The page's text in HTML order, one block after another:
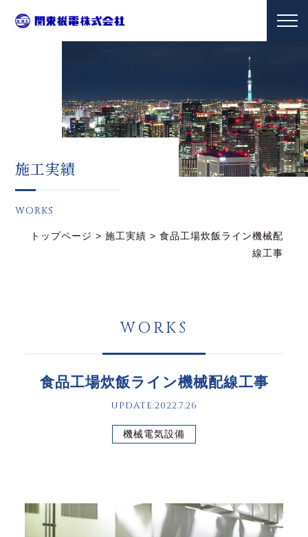
施工実績
WORKS
トップページ >施工実績 >食品工場炊飯ライン機械配
線工事
WORKS
食品工場炊飯ライン機械配線工事
UPDATE:2022.7.26
機械電気設備